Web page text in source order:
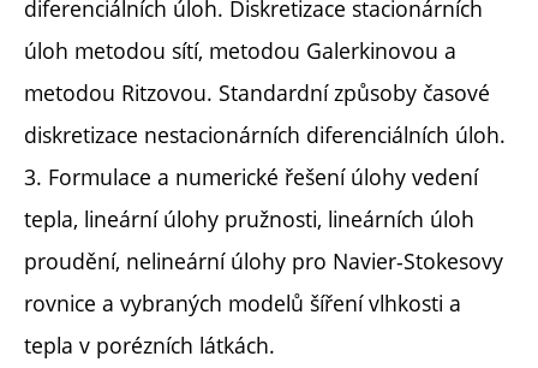
diferenciálních úloh. Diskretizace stacionárních
úloh metodou sítí, metodou Galerkinovou a
metodou Ritzovou. Standardní způsoby časové
diskretizace nestacionárních diferenciálních úloh.
3. Formulace a numerické řešení úlohy vedení
tepla, lineární úlohy pružnosti, lineárních úloh
proudění, nelineární úlohy pro Navier-Stokesovy
rovnice a vybraných modelů šíření vlhkosti a
tepla v porézních látkách.